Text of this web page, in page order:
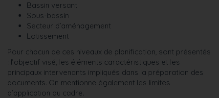
Bassin versant
Sous-bassin
Secteur d’aménagement
Lotissement
Pour chacun de ces niveaux de planification, sont présentés
: l’objectif visé, les éléments caractéristiques et les
principaux intervenants impliqués dans la préparation des
documents. On mentionne également les limites
d’application du cadre.